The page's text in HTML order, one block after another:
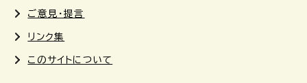
ご意見・提言
リンク集
このサイトについて